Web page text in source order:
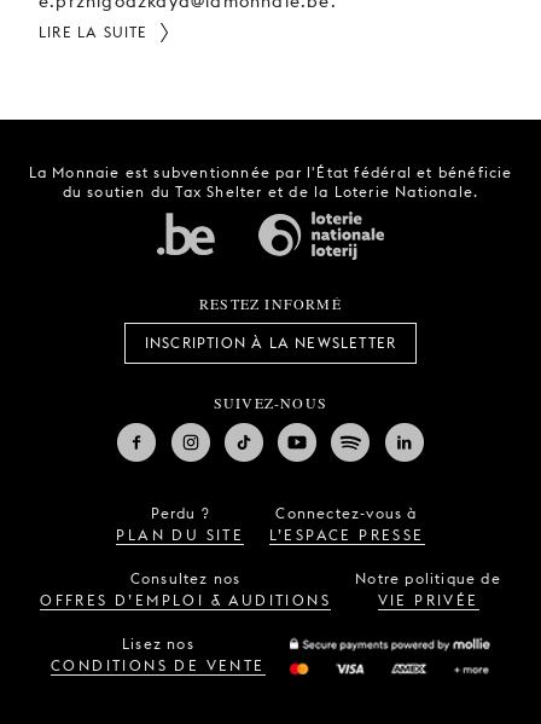
LIRE LA SUITE
La Monnaie est subventionnée par l'État fédéral et bénéficie
du soutien du Tax Shelter et de la Loterie Nationale.
RESTEZ INFORMÉ
INSCRIPTION À LA NEWSLETTER
SUIVEZ-NOUS
Perdu ?
PLAN DU SITE
Connectez-vous à
L’ESPACE PRESSE
Consultez nos
OFFRES D’EMPLOI & AUDITIONS
Notre politique de
VIE PRIVÉE
Lisez nos
CONDITIONS DE VENTE